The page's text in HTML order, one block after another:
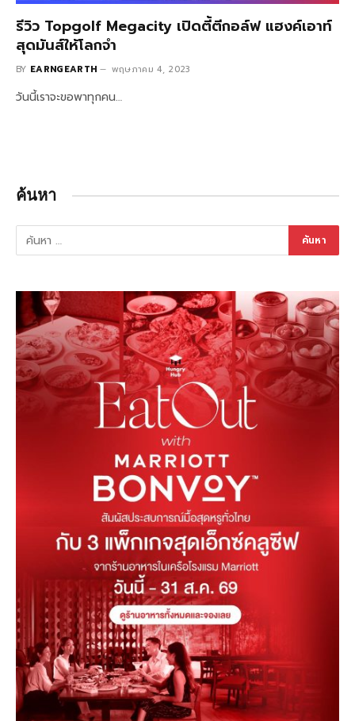
รีวิว Topgolf Megacity เปิดตี้ตีกอล์ฟ แฮงค์เอาท์
สุดมันส์ให้โลกจำ
BY EARNGEARTH พฤษภาคม 4, 2023
วันนี้เราจะขอพาทุกคน…
ค้นหา